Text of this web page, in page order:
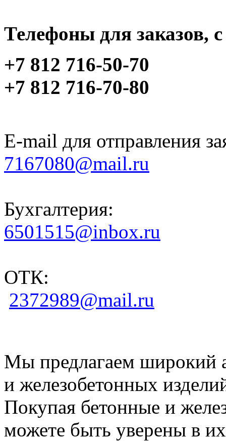
Телефоны для заказов,
+7 812 716-50-70
+7 812 716-70-80
E-mail для отправления
7167080@mail.ru
Бухгалтерия:
6501515@inbox.ru
ОТК:
2372989@mail.ru
Мы предлагаем широкий
и железобетонных
Покупая бетонные и
можете быть уверены в их